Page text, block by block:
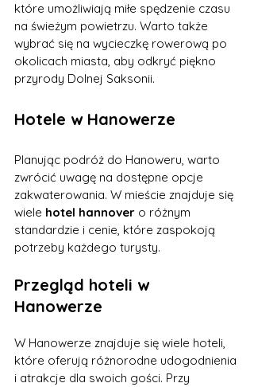
które umożliwiają miłe spędzenie czasu
na świeżym powietrzu. Warto także
wybrać się na wycieczkę rowerową po
okolicach miasta, aby odkryć piękno
przyrody Dolnej Saksonii.
Hotele w Hanowerze
Planując podróż do Hanoweru, warto
zwrócić uwagę na dostępne opcje
zakwaterowania. W mieście znajduje się
wiele hotel hannover o różnym
standardzie i cenie, które zaspokoją
potrzeby każdego turysty.
Przegląd hoteli w
Hanowerze
W Hanowerze znajduje się wiele hoteli,
które oferują różnorodne udogodnienia
i atrakcje dla swoich gości. Przy